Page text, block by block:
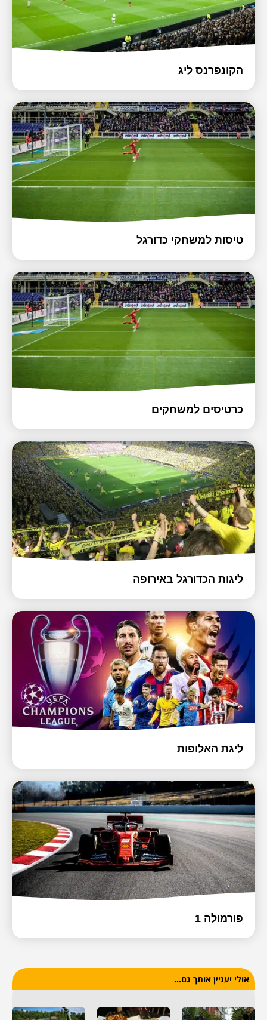
הקונפרנס ליג
טיסות למשחקי כדורגל
כרטיסים למשחקים
ליגות הכדורגל באירופה
ליגת האלופות
פורמולה 1
אולי יעניין אותך גם...